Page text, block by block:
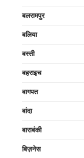
बलरामपुर
बलिया
बस्ती
बहराइच
बागपत
बांदा
बाराबंकी
बिज़नेस